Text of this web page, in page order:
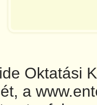
Oktatási
a